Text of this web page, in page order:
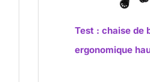
Test : chaise de
ergonomique